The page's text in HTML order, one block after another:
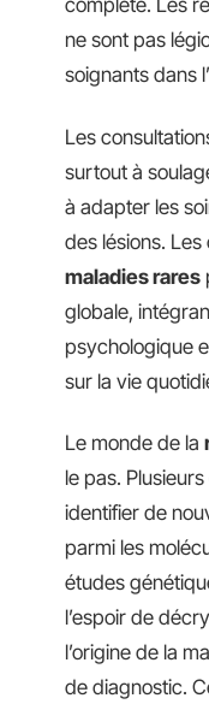
complète. Les
ne sont pas
soignants dans
Les
surtout à
à adapter les
des lésions.
maladies rares
globale,
psychologique
sur la vie
Le monde de la
le pas.
identifier de
parmi les
études
l’espoir de
l’origine de la
de diagnostic.